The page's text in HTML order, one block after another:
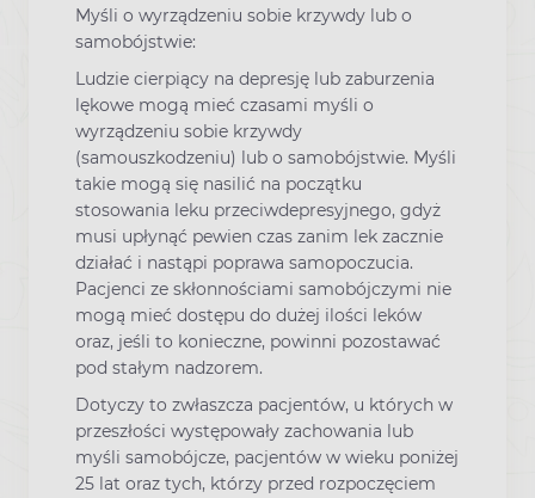
Myśli o wyrządzeniu sobie krzywdy lub o
samobójstwie:
Ludzie cierpiący na depresję lub zaburzenia
lękowe mogą mieć czasami myśli o
wyrządzeniu sobie krzywdy
(samouszkodzeniu) lub o samobójstwie. Myśli
takie mogą się nasilić na początku
stosowania leku przeciwdepresyjnego, gdyż
musi upłynąć pewien czas zanim lek zacznie
działać i nastąpi poprawa samopoczucia.
Pacjenci ze skłonnościami samobójczymi nie
mogą mieć dostępu do dużej ilości leków
oraz, jeśli to konieczne, powinni pozostawać
pod stałym nadzorem.
Dotyczy to zwłaszcza pacjentów, u których w
przeszłości występowały zachowania lub
myśli samobójcze, pacjentów w wieku poniżej
25 lat oraz tych, którzy przed rozpoczęciem